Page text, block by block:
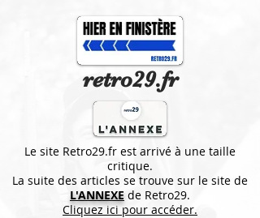
retro29.fr
Le site Retro29.fr est arrivé à une taille
critique.
La suite des articles se trouve sur le site de
L'ANNEXE de Retro29.
Cliquez ici pour accéder.